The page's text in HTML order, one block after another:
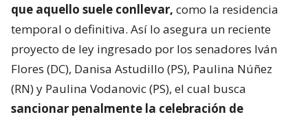
que aquello suele conllevar, como la residencia
temporal o definitiva. Así lo asegura un reciente
proyecto de ley ingresado por los senadores Iván
Flores (DC), Danisa Astudillo (PS), Paulina Núñez
(RN) y Paulina Vodanovic (PS), el cual busca
sancionar penalmente la celebración de